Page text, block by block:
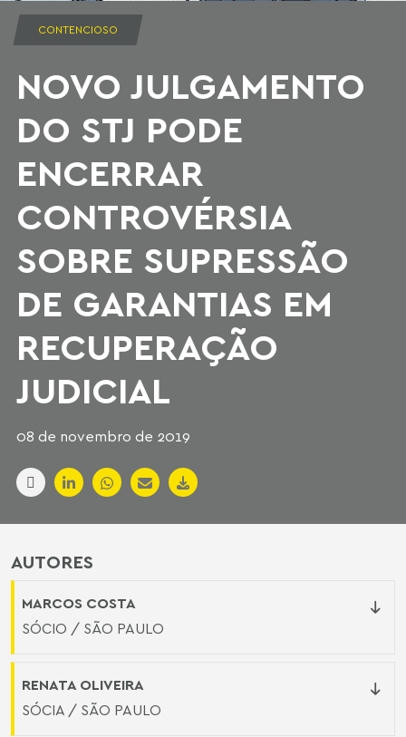
CONTENCIOSO
NOVO JULGAMENTO
DO STJ PODE
ENCERRAR
CONTROVÉRSIA
SOBRE SUPRESSÃO
DE GARANTIAS EM
RECUPERAÇÃO
JUDICIAL
08 de novembro de 2019
AUTORES
MARCOS COSTA
SÓCIO / SÃO PAULO
RENATA OLIVEIRA
SÓCIA / SÃO PAULO